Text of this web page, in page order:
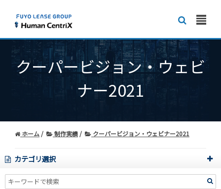
クーパービジョン・ウェビ
ナー2021
ホーム 制作実績 クーパービジョン・ウェビナー2021
カテゴリ選択